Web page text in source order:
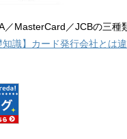
MasterCard／JCBの三種
知識】カード発行会社とは